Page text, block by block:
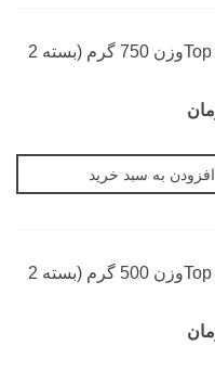
وزنه شنی Top Fitوزن 750 گرم (بسته 2
افزودن به سبد خرید
وزنه شنی Top Fitوزن 500 گرم (بسته 2